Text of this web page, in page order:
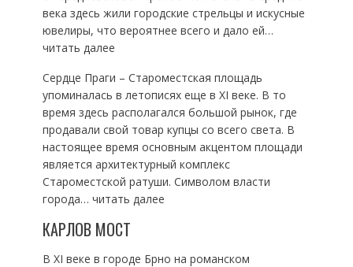
века здесь жили городские стрельцы и искусные
ювелиры, что вероятнее всего и дало ей…
читать далее
Сердце Праги – Староместская площадь
упоминалась в летописях еще в XI веке. В то
время здесь располагался большой рынок, где
продавали свой товар купцы со всего света. В
настоящее время основным акцентом площади
является архитектурный комплекс
Староместской ратуши. Символом власти
города… читать далее
КАРЛОВ МОСТ
В XI веке в городе Брно на романском